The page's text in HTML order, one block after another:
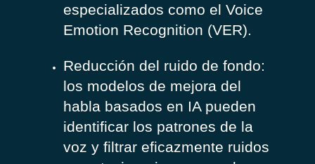
especializados como el Voice
Emotion Recognition (VER).
Reducción del ruido de fondo:
los modelos de mejora del
habla basados en IA pueden
identificar los patrones de la
voz y filtrar eficazmente ruidos